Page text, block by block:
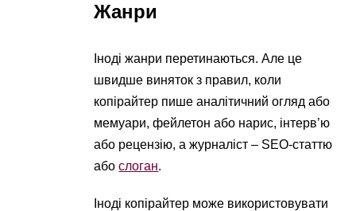
Жанри
Іноді жанри перетинаються. Але це
швидше виняток з правил, коли
копірайтер пише аналітичний огляд або
мемуари, фейлетон або нарис, інтерв’ю
або рецензію, а журналіст – SEO-статтю
абослоган.
Іноді копірайтер може використовувати